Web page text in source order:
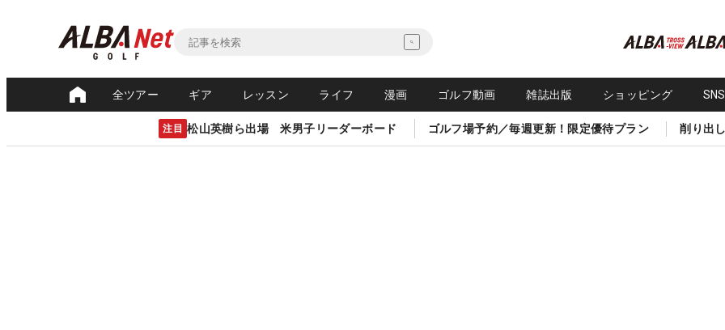
全ツアー ギア レッスン ライフ 漫画 ゴルフ動画 雑誌出版 ショッピング
注目 松山英樹ら出場 米男子リーダーボード ゴルフ場予約／毎週更新！限定優待プラン 削り出